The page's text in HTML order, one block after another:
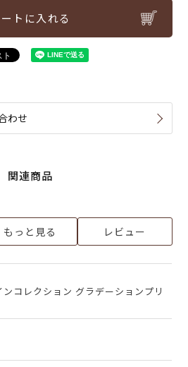
トに入れる
わせ
関連商品
もっと見る レビュー
コレクション グラデーションプリ